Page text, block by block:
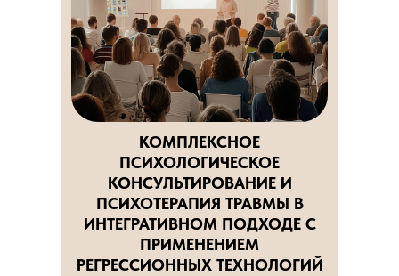
КОМПЛЕКСНОЕ
ПСИХОЛОГИЧЕСКОЕ
КОНСУЛЬТИРОВАНИЕ И
ПСИХОТЕРАПИЯ ТРАВМЫ В
ИНТЕГРАТИВНОМ ПОДХОДЕ С
ПРИМЕНЕНИЕМ
РЕГРЕССИОННЫХ ТЕХНОЛОГИЙ